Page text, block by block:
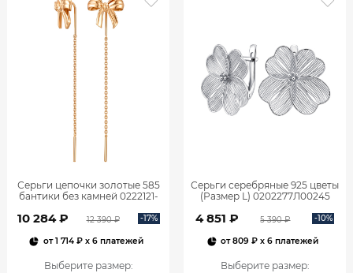
Серьги цепочки золотые 585
бантики без камней 0222121-
10 284 ₽ 12 390 ₽ -17%
от1 714 ₽x 6 платежей
Выберите размер:
Серьги серебряные 925 цветы
(Размер L) 0202277Л00245
4 851 ₽ 5 390 ₽ -10%
от809 ₽ x 6 платежей
Выберите размер: